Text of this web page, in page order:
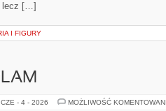
lecz […]
I FIGURY
CZE - 4 - 2026 MOŻLIWOŚĆ